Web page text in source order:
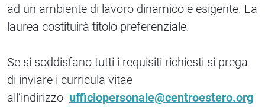
ad un ambiente di lavoro dinamico e esigente. La
laurea costituirà titolo preferenziale.
Se si soddisfano tutti i requisiti richiesti si prega
di inviare i curricula vitae
all’indirizzo ufficiopersonale@centroestero.org